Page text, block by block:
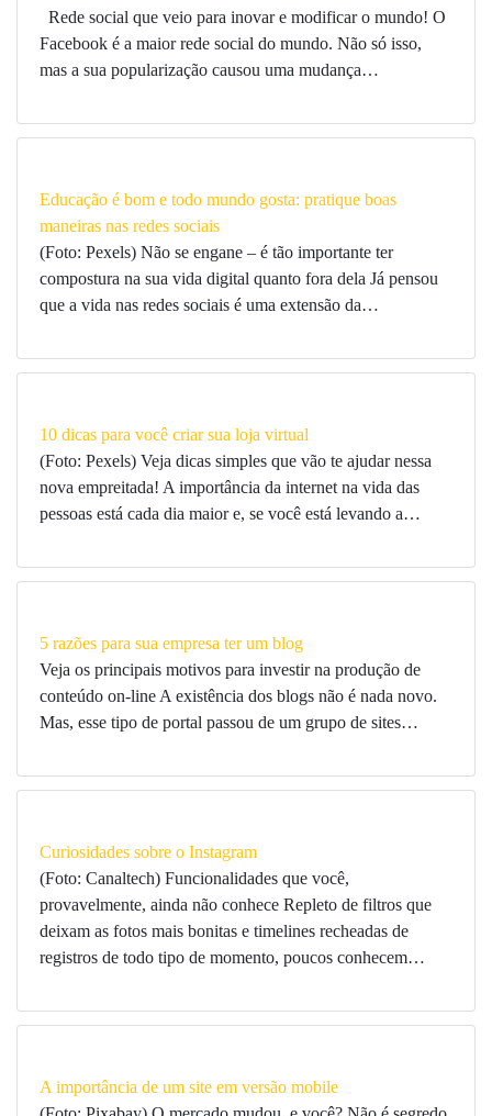
Rede social que veio para inovar e modificar o mundo! O
Facebook é a maior rede social do mundo. Não só isso,
mas a sua popularização causou uma mudança…
Educação é bom e todo mundo gosta: pratique boas
maneiras nas redes sociais
(Foto: Pexels) Não se engane – é tão importante ter
compostura na sua vida digital quanto fora dela Já pensou
que a vida nas redes sociais é uma extensão da…
10 dicas para você criar sua loja virtual
(Foto: Pexels) Veja dicas simples que vão te ajudar nessa
nova empreitada! A importância da internet na vida das
pessoas está cada dia maior e, se você está levando a…
5 razões para sua empresa ter um blog
Veja os principais motivos para investir na produção de
conteúdo on-line A existência dos blogs não é nada novo.
Mas, esse tipo de portal passou de um grupo de sites…
Curiosidades sobre o Instagram
(Foto: Canaltech) Funcionalidades que você,
provavelmente, ainda não conhece Repleto de filtros que
deixam as fotos mais bonitas e timelines recheadas de
registros de todo tipo de momento, poucos conhecem…
A importância de um site em versão mobile